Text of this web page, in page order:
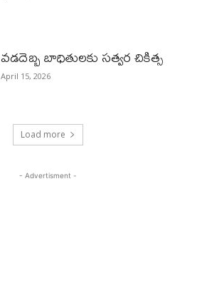
వడదెబ్బ బాధితులకు సత్వర చికిత్స
April 15, 2026
Load more
- Advertisment -